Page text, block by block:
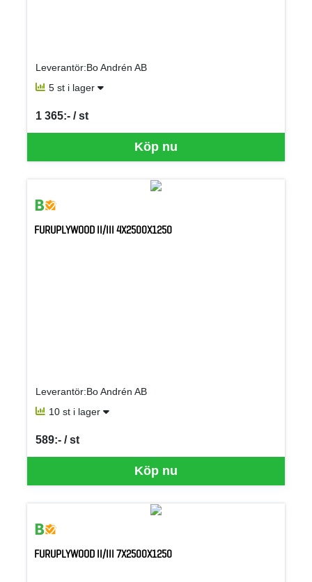
Leverantör:Bo Andrén AB
5 st i lager
Köp nu
1 365:- / st
SEK per ST
FURUPLYWOOD II/III 4X2500X1250
Leverantör:Bo Andrén AB
10 st i lager
Köp nu
589:- / st
SEK per ST
FURUPLYWOOD II/III 7X2500X1250